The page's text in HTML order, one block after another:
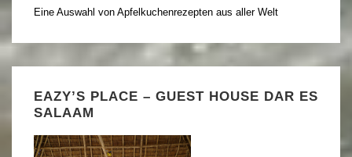
Eine Auswahl von Apfelkuchenrezepten aus aller Welt
EAZY’S PLACE – GUEST HOUSE DAR ES
SALAAM